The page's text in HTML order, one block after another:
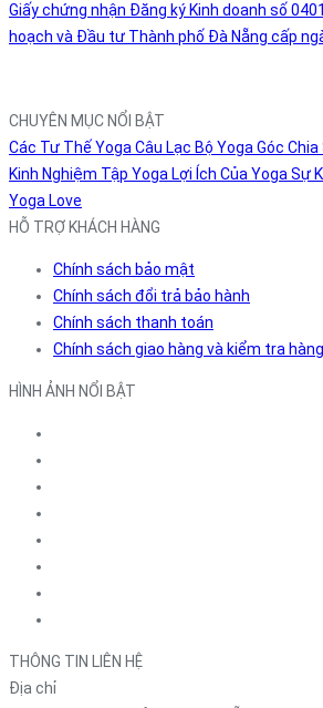
Giấy chứng nhận Đăng ký Kinh doanh số
hoạch và Đầu tư Thành phố Đà Nẵng cấp
CHUYÊN MỤC NỔI BẬT
Các Tư Thế YogaCâu Lạc Bộ YogaGóc Chia
Kinh Nghiệm Tập Yoga Lợi Ích Của YogaSự
Yoga Love
HỖ TRỢ KHÁCH HÀNG
Chính sách bảo mật
Chính sách đổi trả bảo hành
Chính sách thanh toán
Chính sách giao hàng và kiểm tra hàng
HÌNH ẢNH NỔI BẬT
THÔNG TIN LIÊN HỆ
Địa chỉ